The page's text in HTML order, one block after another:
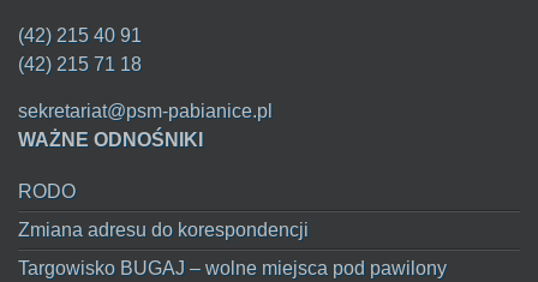
(42) 215 40 91
(42) 215 71 18
sekretariat@psm-pabianice.pl
WAŻNE ODNOŚNIKI
RODO
Zmiana adresu do korespondencji
Targowisko BUGAJ – wolne miejsca pod pawilony